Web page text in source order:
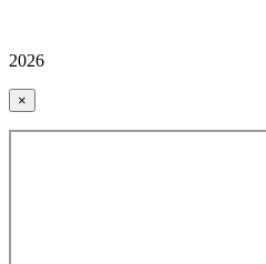
2026
×